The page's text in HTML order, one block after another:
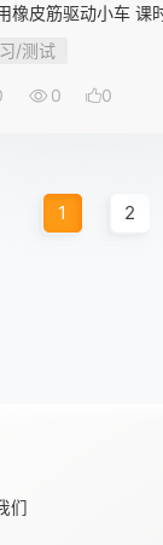
橡皮筋驱动小车 课
/测试
0 0
1 2
们